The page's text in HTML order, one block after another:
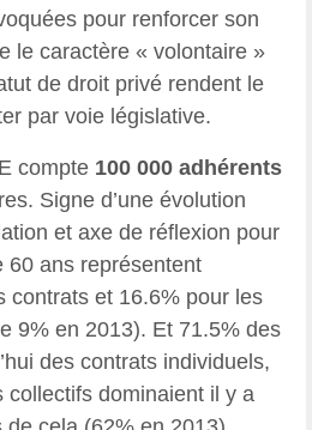
pour renforcer son
le caractère « volontaire »
de droit privé rendent le
par voie législative.
compte 100 000 adhérents
Signe d’une évolution
et axe de réflexion pour
60 ans représentent
contrats et 16.6% pour les
9% en 2013). Et 71.5% des
des contrats individuels,
collectifs dominaient il y a